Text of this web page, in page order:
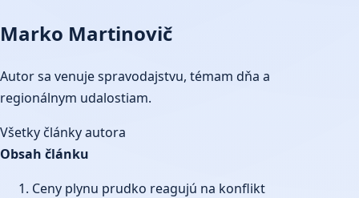
Marko Martinovič
Autor sa venuje spravodajstvu, témam dňa a
regionálnym udalostiam.
Všetky články autora
Obsah článku
Ceny plynu prudko reagujú na konflikt